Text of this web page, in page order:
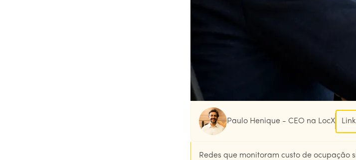
Paulo Henique - CEO na LocX
Redes que monitoram custo de ocupação